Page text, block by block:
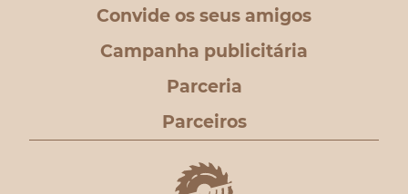
Convide os seus amigos
Campanha publicitária
Parceria
Parceiros